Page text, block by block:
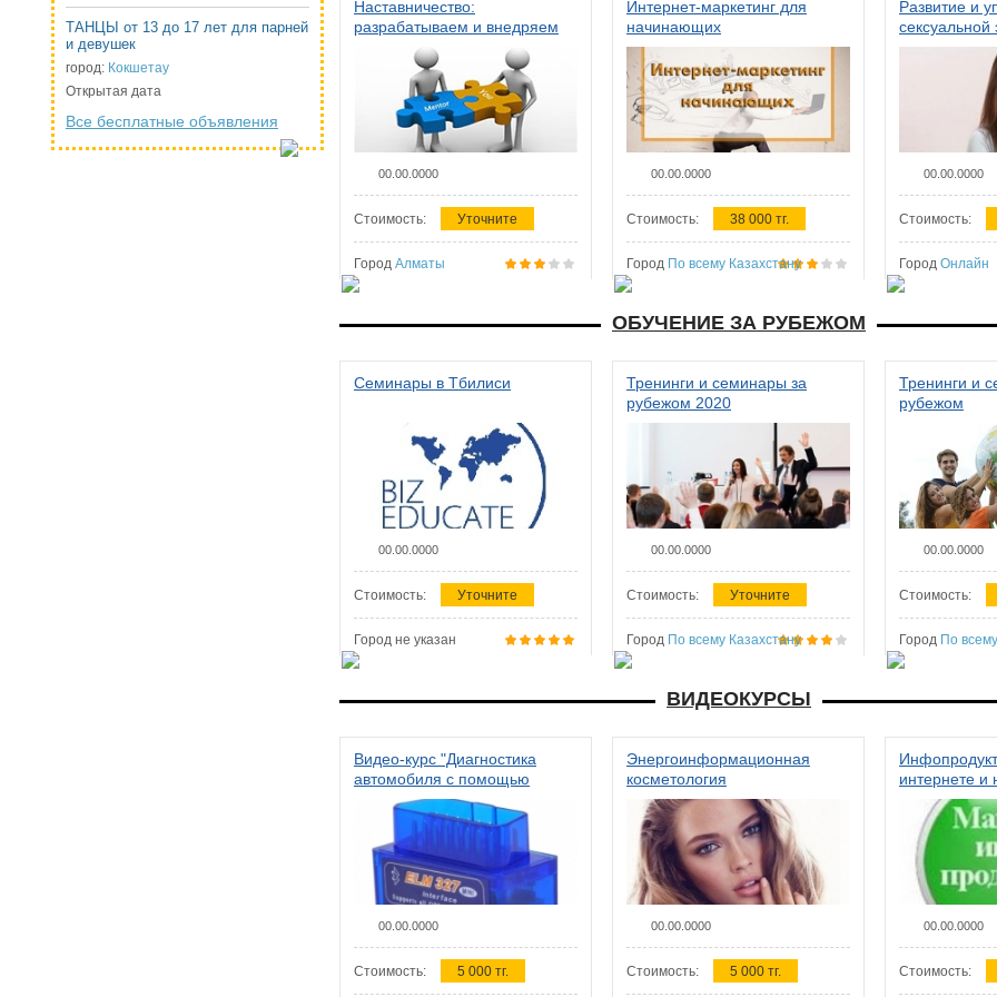
ТАНЦЫ от 13 до 17 лет для парней
и девушек
город: Кокшетау
Открытая дата
Все бесплатные объявления
Наставничество:
разрабатываем и внедряем
систему наставничества в
организации
00.00.0000
Стоимость: Уточните
Город Алматы
Интернет-маркетинг для
начинающих
00.00.0000
Стоимость: 38 000 тг.
Город По всему Казахстану
Развитие и
сексуальной
женщин
00.00.0000
Стоимость:
Город Онлайн
ОБУЧЕНИЕ ЗА РУБЕЖОМ
Семинары в Тбилиси
00.00.0000
Стоимость: Уточните
Город не указан
Тренинги и семинары за
рубежом 2020
00.00.0000
Стоимость: Уточните
Город По всему Казахстану
Тренинги и
рубежом
00.00.0000
Стоимость:
Город По
ВИДЕОКУРСЫ
Видео-курс "Диагностика
автомобиля с помощью
сканера ELM 327"
00.00.0000
Стоимость: 5 000 тг.
Энергоинформационная
косметология
00.00.0000
Стоимость: 5 000 тг.
интернете и
00.00.0000
Стоимость: